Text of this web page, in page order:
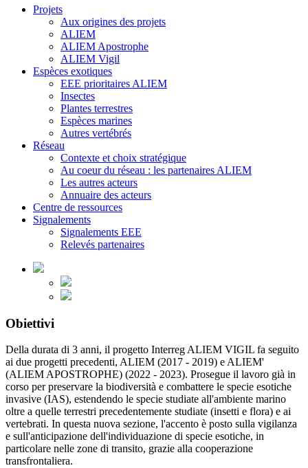
Projets
Aux origines des projets
ALIEM
ALIEM Apostrophe
ALIEM Vigil
Espèces exotiques
EEE prioritaires ALIEM
Insectes
Plantes terrestres
Espèces marines
Autres vertébrés
Réseau
Contexte et choix stratégique
Au coeur du réseau : les partenaires ALIEM
Les autres acteurs
Annuaire des acteurs
Centre de ressources
Signalements
Signalements EEE
Relevés partenaires
Obiettivi
Della durata di 3 anni, il progetto Interreg ALIEM VIGIL fa seguito
ai due progetti precedenti, ALIEM (2017 - 2019) e ALIEM'
(ALIEM APOSTROPHE) (2022 - 2023). Prosegue il lavoro già in
corso per preservare la biodiversità e combattere le specie esotiche
invasive (IAS), estendendo le specie studiate all'ambiente marino
oltre a quelle terrestri precedentemente studiate (insetti e flora) e ai
vertebrati. In questa nuova sezione, l'accento è posto sulla vigilanza
e sull'anticipazione dell'individuazione di specie esotiche, in
particolare nelle zone di transito, grazie alla cooperazione
transfrontaliera.